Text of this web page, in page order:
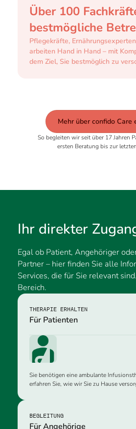
Über 100
bestmögliche
Pflegekräfte,
arbeiten Hand in Hand – mit
dem Ziel, Sie bestmöglich zu
Mehr über confido Care
So begleiten wir seit über 17 Jahren
ersten Beratung bis zur
Ihr direkter
Egal ob Patient, Angehöriger
Partner – hier finden Sie alle
Services, die für Sie relevant
Bereich.
THERAPIE ERHALTEN
Für Patienten
Sie benötigen eine ambulante
erfahren Sie, wie wir Sie zu Hause
BEGLEITUNG
Für Angehörige